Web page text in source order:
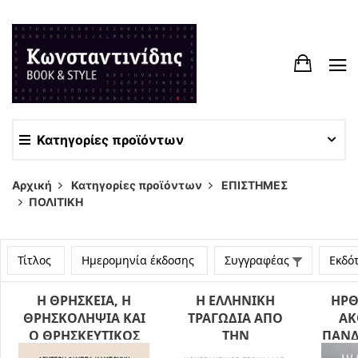
Κατηγορίες προϊόντων
Αρχική Κατηγορίες προϊόντων
ΕΠΙΣΤΗΜΕΣ
ΠΟΛΙΤΙΚΗ
Τίτλος Ημερομηνία έκδοσης Συγγραφέας
Η ΘΡΗΣΚΕΙΑ, Η
ΘΡΗΣΚΟΛΗΨΙΑ ΚΑΙ
Ο ΘΡΗΣΚΕΥΤΙΚΟΣ
ΦΟΝΤΑΜΕΤΑΛΙΣΜΟΣ
Η ΕΛΛΗΝΙΚΗ
ΤΡΑΓΩΔΙΑ ΑΠΟ
ΤΗΝ
ΑΠΕΛΕΥΘΕΡΩΣΗ